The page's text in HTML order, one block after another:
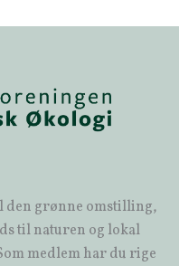
den grønne omstilling,
til naturen og lokal
medlem har du rige